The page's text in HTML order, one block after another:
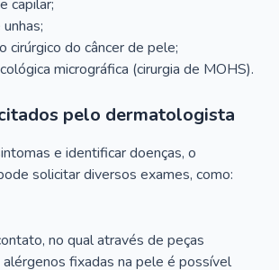
capilar;
cirúrgico do câncer de pele;
micrográfica (cirurgia de MOHS).
pelo dermatologista
e identificar doenças, o
solicitar diversos exames, como:
no qual através de peças
fixadas na pele é possível